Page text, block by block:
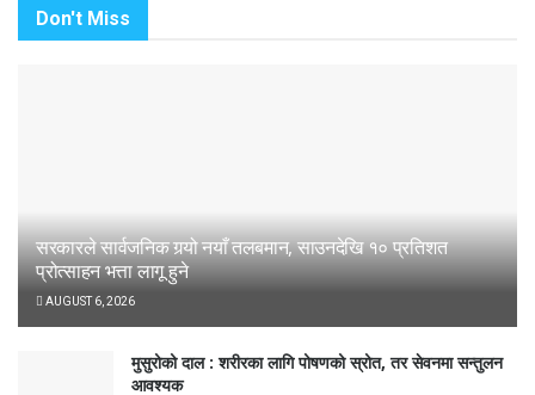
Don't Miss
सरकारले सार्वजनिक गर्‍यो नयाँ तलबमान, साउनदेखि १० प्रतिशत
प्रोत्साहन भत्ता लागू हुने
AUGUST 6, 2026
मुसुरोको दाल : शरीरका लागि पोषणको स्रोत, तर सेवनमा सन्तुलन
आवश्यक